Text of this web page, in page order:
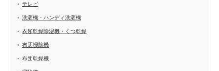
テレビ
洗濯機・ハンディ洗濯機
衣類乾燥除湿機・くつ乾燥
布団掃除機
布団乾燥機